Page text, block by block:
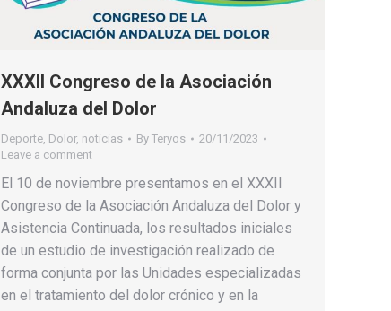
XXXII Congreso de la Asociación
Andaluza del Dolor
Deporte Dolor, noticias By Teryos
20/11/2023
Leave a comment
El 10 de noviembre presentamos en el XXXII
Congreso de la Asociación Andaluza del Dolor y
Asistencia Continuada, los resultados iniciales
de un estudio de investigación realizado de
forma conjunta por las Unidades especializadas
en el tratamiento del dolor crónico y en la